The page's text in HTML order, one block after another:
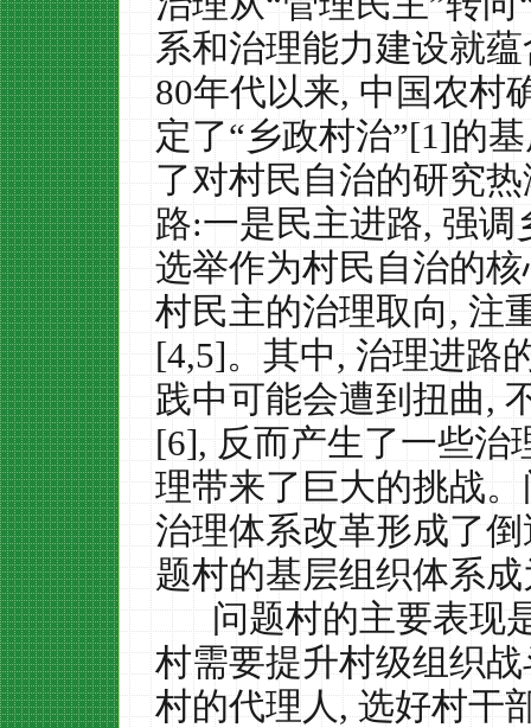
系和治理能力建设就
80年代以来,中国农村
定了“乡政村治”[1]的
了对村民自治的研究热
路:一是民主进路,强调
选举作为村民自治的核
村民主的治理取向,注
[4,5]。其中,治理进路
践中可能会遭到扭曲,
[6],反而产生了一些治
理带来了巨大的挑战
治理体系改革形成了
题村的基层组织体系
问题村的主要表现
村需要提升村级组织
村的代理人,选好村干